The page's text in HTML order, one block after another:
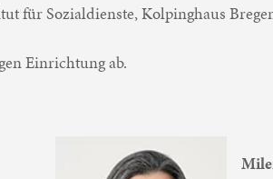
für Sozialdienste, Kolpinghaus
Einrichtung ab.